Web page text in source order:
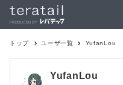
トップ ユーザ一覧 YufanLou
YufanLou